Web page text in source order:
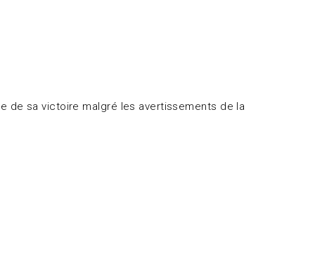
de sa victoire malgré les avertissements de la